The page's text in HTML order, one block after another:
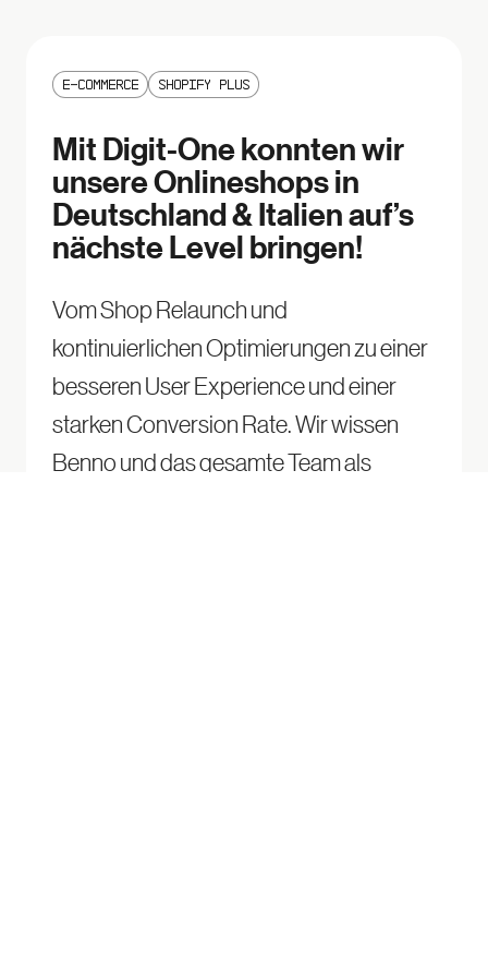
E-Commerce Shopify Plus
Mit Digit-One konnten wir
unsere Onlineshops in
Deutschland & Italien auf’s
nächste Level bringen!
Vom Shop Relaunch und
kontinuierlichen Optimierungen zu einer
besseren User Experience und einer
starken Conversion Rate. Wir wissen
Benno und das gesamte Team als